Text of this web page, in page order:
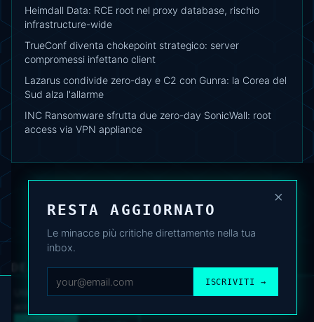
Heimdall Data: RCE root nel proxy database, rischio
infrastructure-wide
TrueConf diventa chokepoint strategico: server
compromessi infettano client
Lazarus condivide zero-day e C2 con Gunra: la Corea del
Sud alza l'allarme
INC Ransomware sfrutta due zero-day SonicWall: root
access via VPN appliance
×
RESTA AGGIORNATO
Le minacce più critiche direttamente nella tua
inbox.
ISCRIVITI →
DEAFNEWS
CHI SIAMO·ARCHIVIO ·FAQ PRIVACY·COOKIE POLICY
CONTATTI